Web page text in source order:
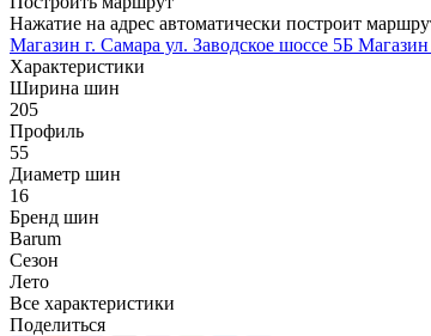
Нажатие на адрес автоматически построит
Магазин г. Самара ул. Заводское шоссе 5Б Магазин
Характеристики
Ширина шин
205
Профиль
55
Диаметр шин
16
Бренд шин
Barum
Сезон
Лето
Все характеристики
Поделиться